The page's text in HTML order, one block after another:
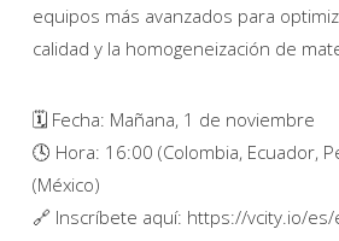
equipos más avanzados para
calidad y la homogeneización de
🗓 Fecha: Mañana, 1 de noviembre
🕓 Hora: 16:00 (Colombia, Ecuador,
(México)
🔗 Inscríbete aquí: https://vcity.io/